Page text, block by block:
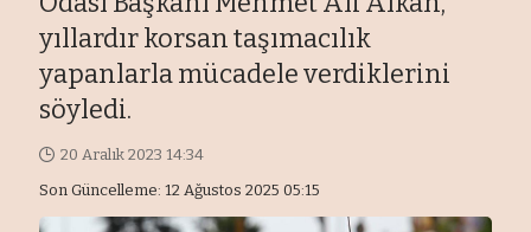
yıllardır korsan taşımacılık
yapanlarla mücadele verdiklerini
söyledi.
Son Güncelleme: 12 Ağustos 2025 05:15
20 Aralık 2023 14:34